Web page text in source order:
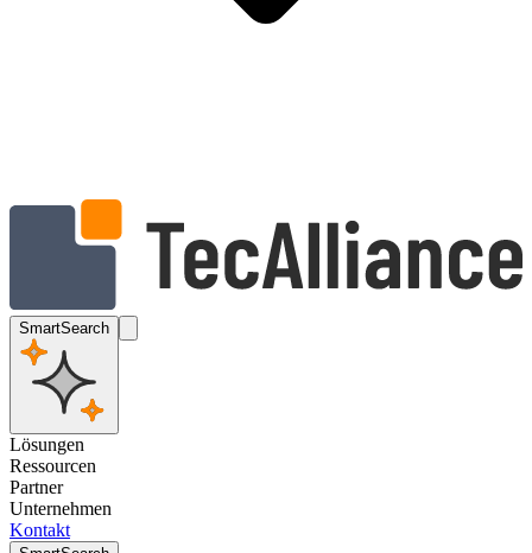
SmartSearch
Lösungen
Ressourcen
Partner
Unternehmen
Kontakt